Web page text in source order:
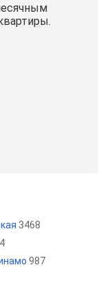
3468
987